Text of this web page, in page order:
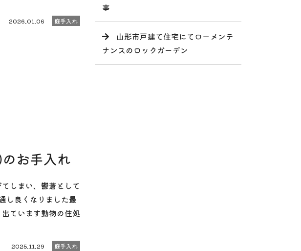
2026.01.06 庭手入れ
お手入れ
しまい、鬱蒼として
良くなりました最
ています動物の住処
2025.11.29 庭手入れ
事
山形市戸建て住宅にてローメンテ
ナンスのロックガーデン